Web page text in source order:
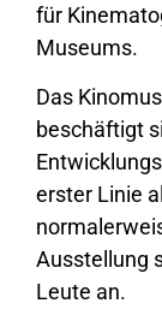
für
Museums.
Das
beschäftigt
erster Linie
Ausstellung
Leute an.